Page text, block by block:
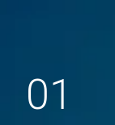
01